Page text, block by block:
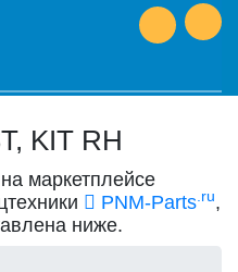
KIT RH
маркетплейсе
PNM-Parts.ru,
ниже.